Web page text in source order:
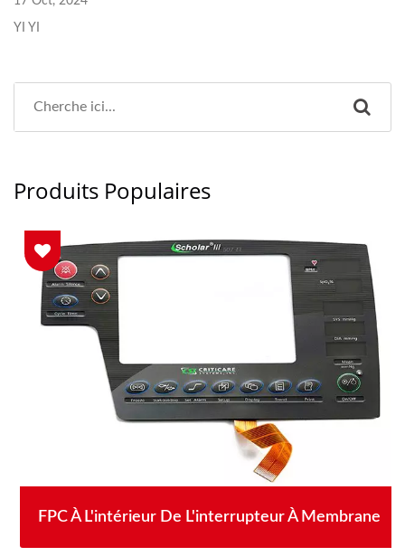
YI YI
Produits Populaires
FPC À L'intérieur De L'interrupteur À Membrane